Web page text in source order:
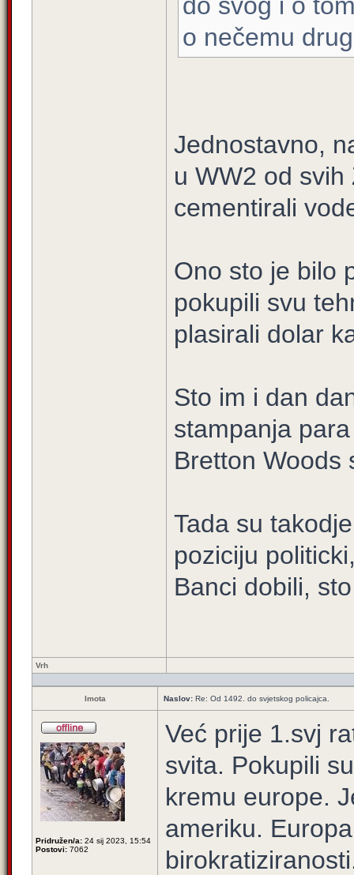
o nečemu
Jednostavno,
u WW2 od
cementirali
Ono sto je bilo
pokupili svu
plasirali dolar
Sto im i dan
stampanja
Bretton Woods
Tada su
poziciju
Banci dobili,
Vrh
Imota Naslov: Re: Od 1492. do svjetskog policajca.
Pridružen/a: 24 sij 2023, 15:54
Postovi: 7062
Već prije 1.svj
svita. Pokupili
kremu europe.
ameriku.